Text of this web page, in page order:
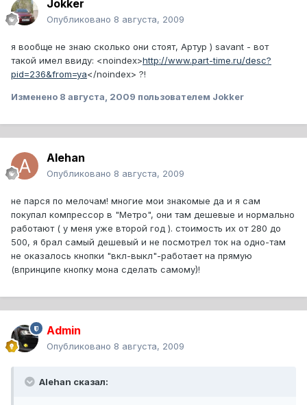
Jokker
Опубликовано 8 августа, 2009
я вообще не знаю сколько они стоят, Артур ) savant - вот
такой имел ввиду: <noindex>http://www.part-time.ru/desc?
pid=236&from=ya</noindex> ?!
Изменено 8 августа, 2009 пользователем Jokker
Alehan
Опубликовано 8 августа, 2009
не парся по мелочам! многие мои знакомые да и я сам
покупал компрессор в "Метро", они там дешевые и нормально
работают ( у меня уже второй год ). стоимость их от 280 до
500, я брал самый дешевый и не посмотрел ток на одно-там
не оказалось кнопки "вкл-выкл"-работает на прямую
(впринципе кнопку мона сделать самому)!
Admin
Опубликовано 8 августа, 2009
Alehan сказал: